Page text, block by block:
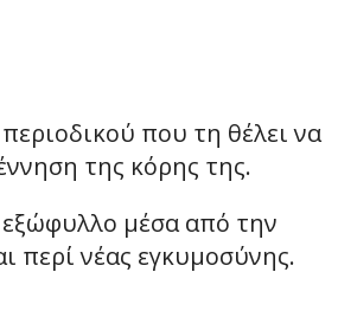
που τη θέλει να
της κόρης της.
μέσα από την
περί νέας εγκυμοσύνης.